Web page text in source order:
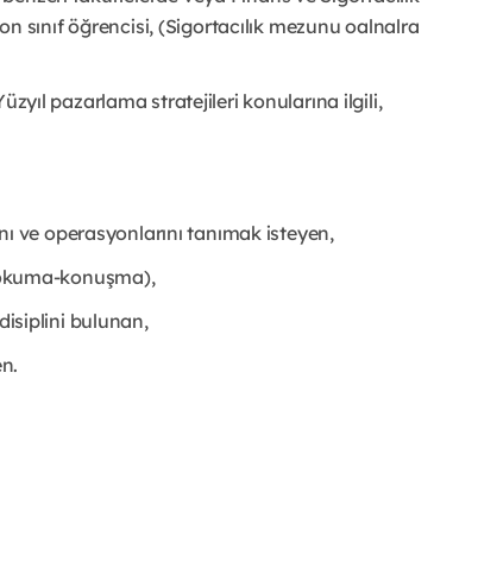
öğrencisi, (Sigortacılık mezunu oalnalra
pazarlama stratejileri konularına ilgili,
ve operasyonlarını tanımak isteyen,
konuşma),
bulunan,